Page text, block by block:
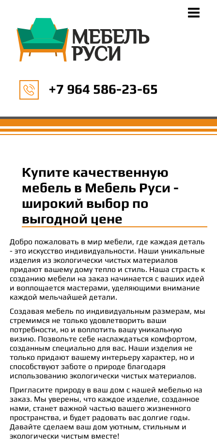
+7 964 586-23-65
Купите качественную
мебель в Мебель Руси -
широкий выбор по
выгодной цене
Добро пожаловать в мир мебели, где каждая деталь
- это искусство индивидуальности. Наши уникальные
изделия из экологически чистых материалов
придают вашему дому тепло и стиль. Наша страсть к
созданию мебели на заказ начинается с ваших идей
и воплощается мастерами, уделяющими внимание
каждой мельчайшей детали.
Создавая мебель по индивидуальным размерам, мы
стремимся не только удовлетворить ваши
потребности, но и воплотить вашу уникальную
визию. Позвольте себе наслаждаться комфортом,
созданным специально для вас. Наши изделия не
только придают вашему интерьеру характер, но и
способствуют заботе о природе благодаря
использованию экологически чистых материалов.
Пригласите природу в ваш дом с нашей мебелью на
заказ. Мы уверены, что каждое изделие, созданное
нами, станет важной частью вашего жизненного
пространства, и будет радовать вас долгие годы.
Давайте сделаем ваш дом уютным, стильным и
экологически чистым вместе!